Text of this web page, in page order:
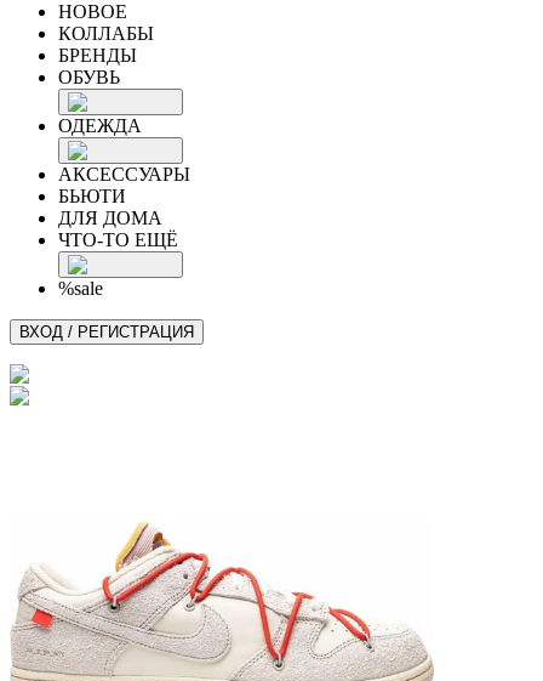
НОВОЕ
КОЛЛАБЫ
БРЕНДЫ
ОБУВЬ
ОДЕЖДА
АКСЕССУАРЫ
БЬЮТИ
ДЛЯ ДОМА
ЧТО-ТО ЕЩЁ
%sale
ВХОД / РЕГИСТРАЦИЯ